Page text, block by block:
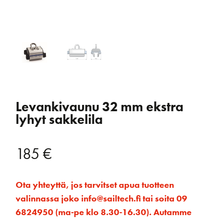
Levankivaunu 32 mm ekstra
lyhyt sakkelila
185 €
Ota yhteyttä, jos tarvitset apua tuotteen
valinnassa joko info@sailtech.fi tai soita 09
6824950 (ma-pe klo 8.30-16.30). Autamme